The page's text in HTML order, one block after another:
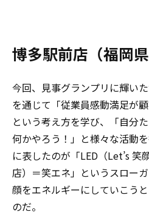
博多駅前店（福岡県
今回、見事グランプリに輝い
を通じて「従業員感動満足が
という考え方を学び、「自分
何かやろう！」と様々な活動
に表したのが「LED（Let’s 笑
店）＝笑エネ」というスロー
顔をエネルギーにしていこう
のだ。